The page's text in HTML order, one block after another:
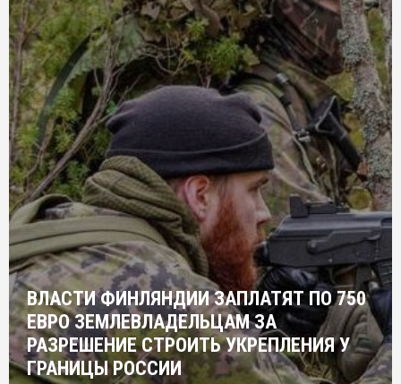
ВЛАСТИ ФИНЛЯНДИИ ЗАПЛАТЯТ ПО 750
ЕВРО ЗЕМЛЕВЛАДЕЛЬЦАМ ЗА
РАЗРЕШЕНИЕ СТРОИТЬ УКРЕПЛЕНИЯ У
ГРАНИЦЫ РОССИИ